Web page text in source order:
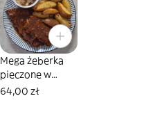
Mega żeberka
pieczone w
miodzie i sosie
64,00 zł